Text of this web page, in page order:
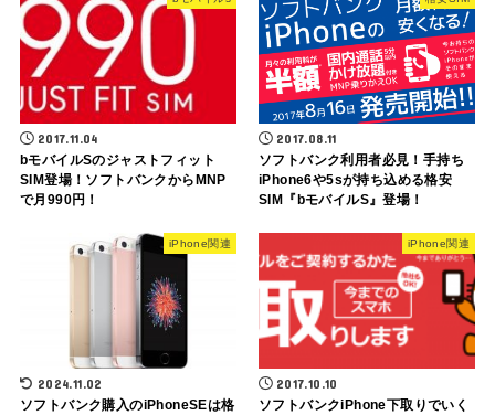
2017.11.04
bモバイルSのジャストフィット
SIM登場！ソフトバンクからMNP
で月990円！
2017.08.11
ソフトバンク利用者必見！手持ち
iPhone6や5sが持ち込める格安
SIM『bモバイルS』登場！
iPhone関連
2024.11.02
ソフトバンク購入のiPhoneSEは格
iPhone関連
2017.10.10
ソフトバンクiPhone下取りでいく